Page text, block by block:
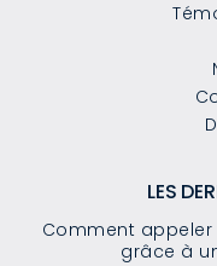
LES
Comment
grâce à